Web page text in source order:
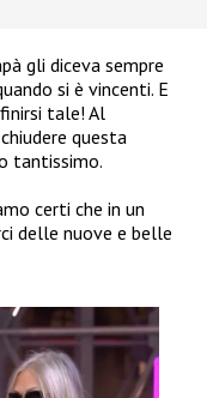
gli diceva sempre
si è vincenti. E
tale! Al
questa
tantissimo.
certi che in un
delle nuove e belle